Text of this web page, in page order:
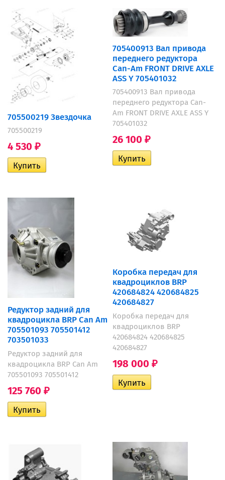
705500219 Звездочка
705500219
4 530 ₽
705400913 Вал привода
переднего редуктора
Can-Am FRONT DRIVE AXLE
ASS Y 705401032
705400913 Вал привода
переднего редуктора Can-
Am FRONT DRIVE AXLE ASS Y
705401032
26 100 ₽
Редуктор задний для
квадроцикла BRP Can Am
705501093 705501412
703501033
Редуктор задний для
квадроцикла BRP Can Am
705501093 705501412
125 760 ₽
Коробка передач для
квадроциклов BRP
420684824 420684825
420684827
Коробка передач для
квадроциклов BRP
420684824 420684825
420684827
198 000 ₽